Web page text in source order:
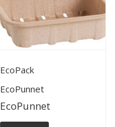
View Details
EcoPack
EcoPunnet
EcoPunnet